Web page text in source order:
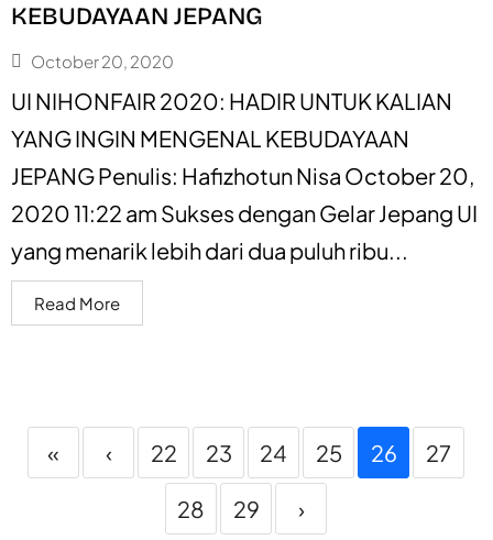
KEBUDAYAAN JEPANG
October 20, 2020
UI NIHONFAIR 2020: HADIR UNTUK KALIAN
YANG INGIN MENGENAL KEBUDAYAAN
JEPANG Penulis: Hafizhotun Nisa October 20,
2020 11:22 am Sukses dengan Gelar Jepang UI
yang menarik lebih dari dua puluh ribu...
Read More
« ‹ 22 23 24 25 26 27
28 29 ›